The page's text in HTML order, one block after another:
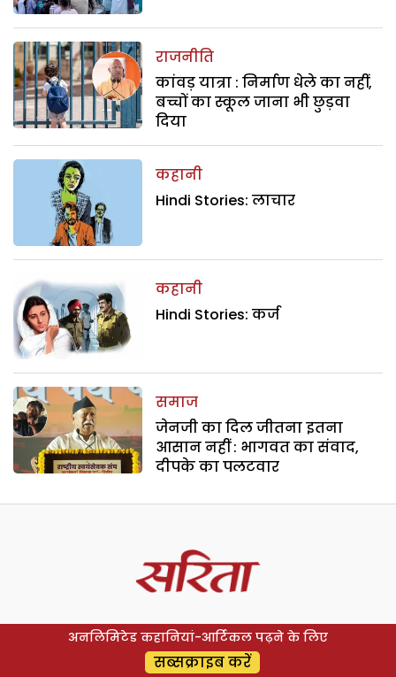
राजनीति
कांवड़ यात्रा : निर्माण धेले का नहीं,
बच्चों का स्कूल जाना भी छुड़वा
दिया
कहानी
Hindi Stories: लाचार
कहानी
Hindi Stories: कर्ज
समाज
जेनजी का दिल जीतना इतना
आसान नहीं : भागवत का संवाद,
दीपके का पलटवार
अनलिमिटेड कहानियां-आर्टिकल पढ़ने के लिए
सब्सक्राइब करें